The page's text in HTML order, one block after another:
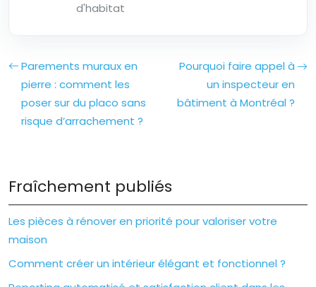
d'habitat
Parements muraux en
pierre : comment les
poser sur du placo sans
risque d’arrachement ?
Pourquoi faire appel à
un inspecteur en
bâtiment à Montréal ?
Fraîchement publiés
Les pièces à rénover en priorité pour valoriser votre
maison
Comment créer un intérieur élégant et fonctionnel ?